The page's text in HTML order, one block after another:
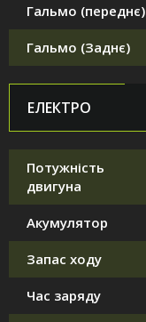
Гальмо (переднє)
Гальмо (Заднє)
ЕЛЕКТРО
Потужність
двигуна
Акумулятор
Запас ходу
Час заряду